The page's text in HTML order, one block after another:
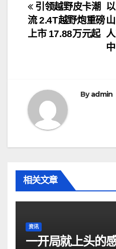
文
章
引领越野皮卡潮
流 2.4T越野炮重磅
上市 17.88万元起
Byadmin
相关文章
资讯
一开局就上头的